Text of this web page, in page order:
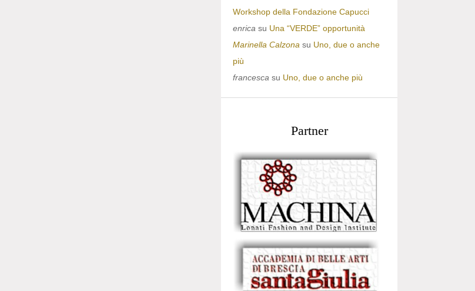
Workshop della Fondazione Capucci
enrica su Una “VERDE” opportunità
Marinella Calzona su Uno, due o anche
più
francesca su Uno, due o anche più
Partner